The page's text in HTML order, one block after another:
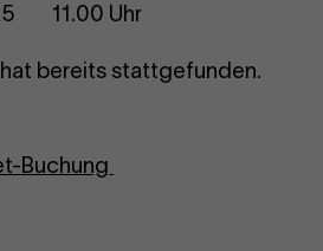
11.00 Uhr
bereits stattgefunden.
Buchung